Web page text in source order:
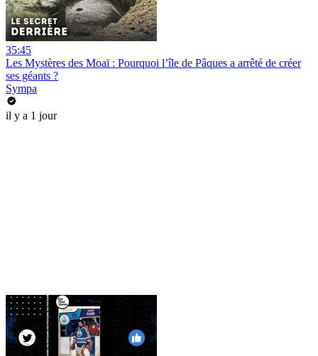
35:45
Les Mystères des Moaï : Pourquoi l’île de Pâques a arrêté de créer
ses géants ?
Sympa
il y a 1 jour